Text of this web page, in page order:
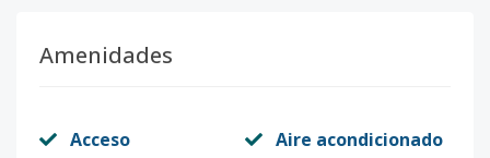
Amenidades
Acceso
Aire acondicionado